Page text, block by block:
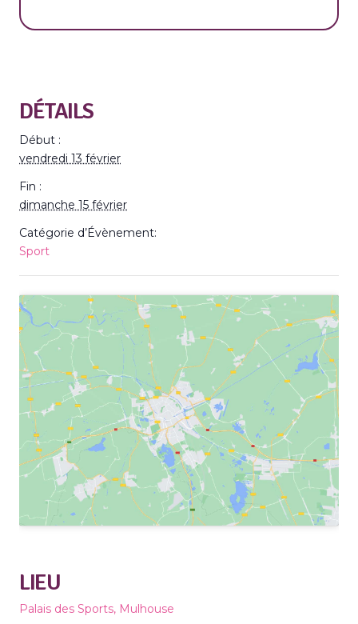
DÉTAILS
Début :
vendredi 13 février
Fin :
dimanche 15 février
Catégorie d’Évènement:
Sport
LIEU
Palais des Sports, Mulhouse